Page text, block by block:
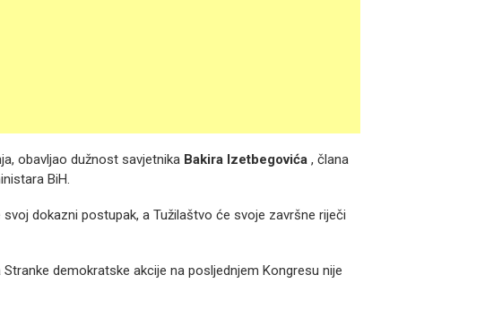
obavljao dužnost savjetnika Bakira Izetbegovića , člana
BiH.
dokazni postupak, a Tužilaštvo će svoje završne riječi
demokratske akcije na posljednjem Kongresu nije